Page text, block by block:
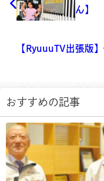
ん】
【RyuuuTV出張版
おすすめの記事